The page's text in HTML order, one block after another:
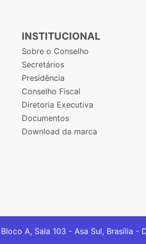
INSTITUCIONAL
Sobre o Conselho
Secretários
Presidência
Conselho Fiscal
Diretoria Executiva
Documentos
Download da marca
A, Sala 103 - Asa Sul, Brasília -